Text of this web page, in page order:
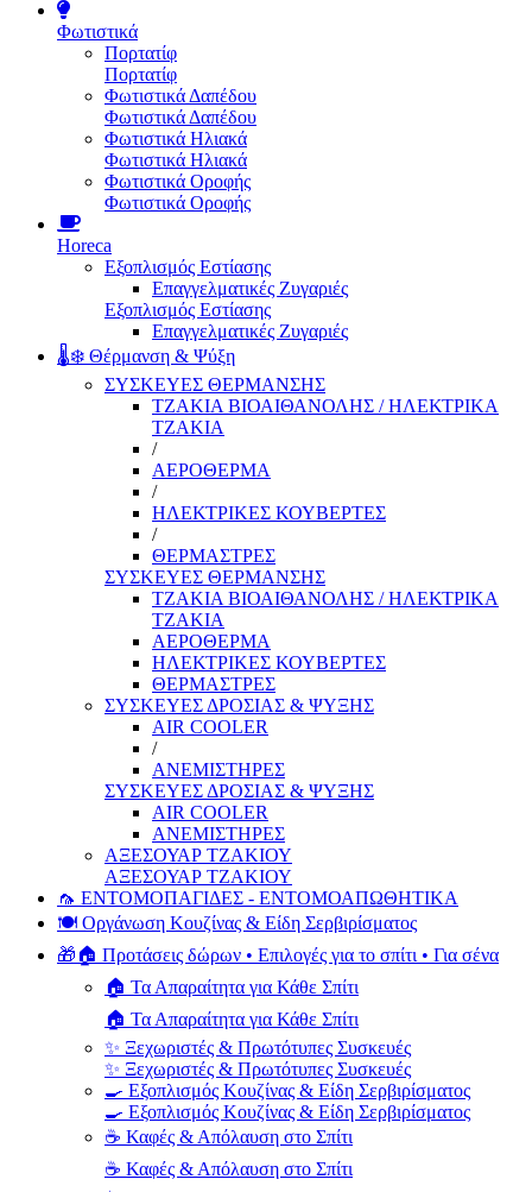
Φωτιστικά
Πορτατίφ
Πορτατίφ
Φωτιστικά Δαπέδου
Φωτιστικά Δαπέδου
Φωτιστικά Ηλιακά
Φωτιστικά Ηλιακά
Φωτιστικά Οροφής
Φωτιστικά Οροφής
Horeca
Εξοπλισμός Εστίασης
Επαγγελματικές Ζυγαριές
Εξοπλισμός Εστίασης
Επαγγελματικές Ζυγαριές
🌡️❄️ Θέρμανση & Ψύξη
ΣΥΣΚΕΥΕΣ ΘΕΡΜΑΝΣΗΣ
ΤΖΑΚΙΑ ΒΙΟΑΙΘΑΝΟΛΗΣ / ΗΛΕΚΤΡΙΚΑ
ΤΖΑΚΙΑ
/
ΑΕΡΟΘΕΡΜΑ
/
ΗΛΕΚΤΡΙΚΕΣ ΚΟΥΒΕΡΤΕΣ
/
ΘΕΡΜΑΣΤΡΕΣ
ΣΥΣΚΕΥΕΣ ΘΕΡΜΑΝΣΗΣ
ΤΖΑΚΙΑ ΒΙΟΑΙΘΑΝΟΛΗΣ / ΗΛΕΚΤΡΙΚΑ
ΤΖΑΚΙΑ
ΑΕΡΟΘΕΡΜΑ
ΗΛΕΚΤΡΙΚΕΣ ΚΟΥΒΕΡΤΕΣ
ΘΕΡΜΑΣΤΡΕΣ
ΣΥΣΚΕΥΕΣ ΔΡΟΣΙΑΣ & ΨΥΞΗΣ
AIR COOLER
/
ΑΝΕΜΙΣΤΗΡΕΣ
ΣΥΣΚΕΥΕΣ ΔΡΟΣΙΑΣ & ΨΥΞΗΣ
AIR COOLER
ΑΝΕΜΙΣΤΗΡΕΣ
ΑΞΕΣΟΥΑΡ ΤΖΑΚΙΟΥ
ΑΞΕΣΟΥΑΡ ΤΖΑΚΙΟΥ
🦟 ΕΝΤΟΜΟΠΑΓΙΔΕΣ - ΕΝΤΟΜΟΑΠΩΘΗΤΙΚΑ
🍽️ Οργάνωση Κουζίνας & Είδη Σερβιρίσματος
🎁🏠 Προτάσεις δώρων • Επιλογές για το σπίτι • Για σένα
🏠 Τα Απαραίτητα για Κάθε Σπίτι
🏠 Τα Απαραίτητα για Κάθε Σπίτι
✨ Ξεχωριστές & Πρωτότυπες Συσκευές
✨ Ξεχωριστές & Πρωτότυπες Συσκευές
🍳 Εξοπλισμός Κουζίνας & Είδη Σερβιρίσματος
🍳 Εξοπλισμός Κουζίνας & Είδη Σερβιρίσματος
☕ Καφές & Απόλαυση στο Σπίτι
☕ Καφές & Απόλαυση στο Σπίτι